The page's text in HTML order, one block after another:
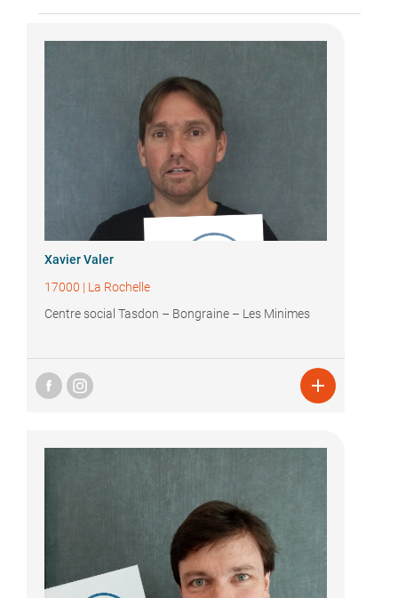
Xavier Valer
17000 | La Rochelle
Centre social Tasdon – Bongraine – Les Minimes
